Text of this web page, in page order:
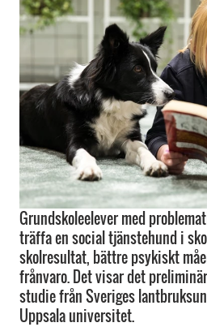
Grundskoleelever med
träffa en social tjänstehund i
skolresultat, bättre psykiskt
frånvaro. Det visar det
studie från Sveriges
Uppsala universitet.